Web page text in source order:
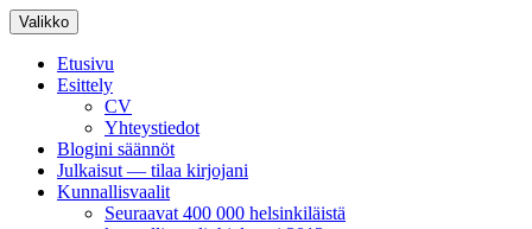
Siirry
sisältöön
Valikko
Etusivu
Esittely
CV
Yhteystiedot
Blogini säännöt
Julkaisut — tilaa kirjojani
Kunnallisvaalit
Seuraavat 400 000 helsinkiläistä